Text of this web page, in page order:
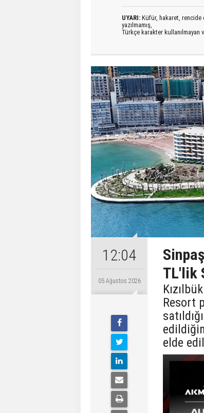
UYARI: Küfür, hakaret, rencide
yazılmamış,
Türkçe karakter kullanılmayan
12:04
05 Ağustos 2026
TL'lik
Resort
elde